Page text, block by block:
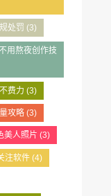
处罚 (3)
用熬夜创作技
费力 (3)
攻略(3)
美人照片 (3)
注软件(4)